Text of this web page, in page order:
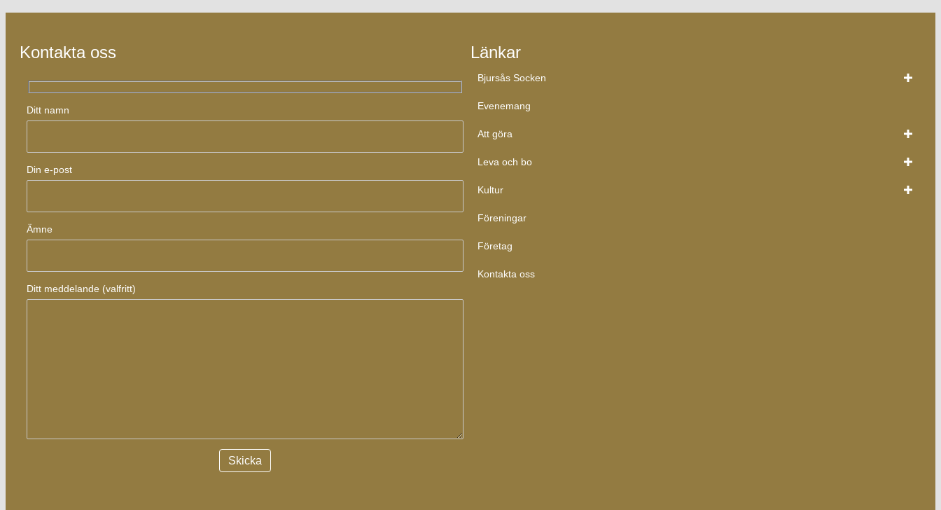
Kontakta oss
Ditt namn
Din e-post
Ämne
Ditt meddelande (valfritt)
Länkar
Bjursås Socken
Evenemang
Att göra
Leva och bo
Kultur
Föreningar
Företag
Kontakta oss